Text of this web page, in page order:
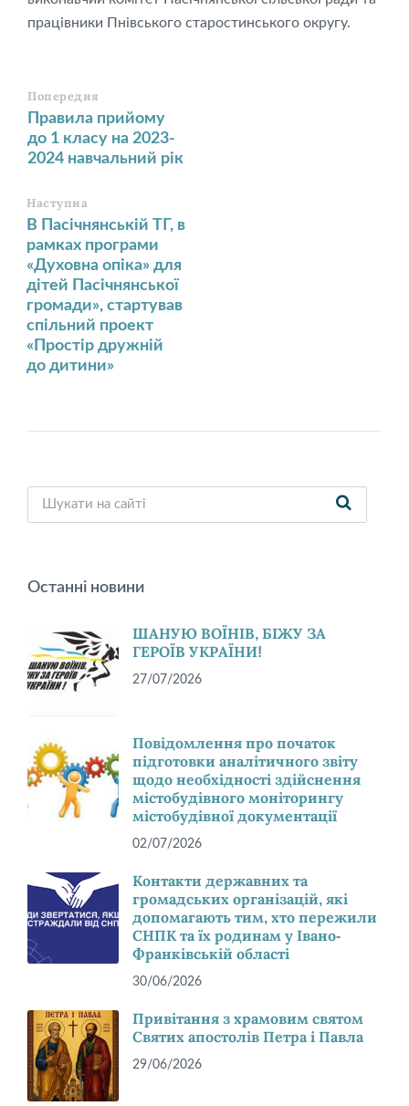
працівники Пнівського старостинського округу.
Попередня
Правила прийому
до 1 класу на 2023-
2024 навчальний рік
Наступна
В Пасічнянській ТГ, в
рамках програми
«Духовна опіка» для
дітей Пасічнянської
громади», стартував
спільний проект
«Простір дружній
до дитини»
Останні новини
ШАНУЮ ВОЇНІВ, БІЖУ ЗА
ГЕРОЇВ УКРАЇНИ!
27/07/2026
Повідомлення про початок
підготовки аналітичного звіту
щодо необхідності здійснення
містобудівного моніторингу
містобудівної документації
02/07/2026
Контакти державних та
громадських організацій, які
допомагають тим, хто пережили
СНПК та їх родинам у Івано-
Франківській області
30/06/2026
Привітання з храмовим святом
Святих апостолів Петра і Павла
29/06/2026